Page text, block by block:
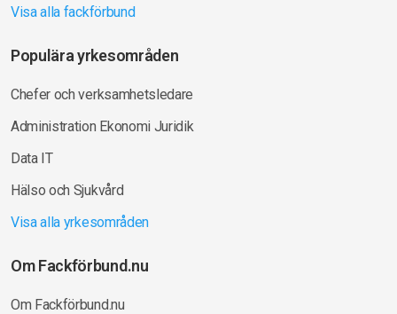
Visa alla fackförbund
Populära yrkesområden
Chefer och verksamhetsledare
Administration Ekonomi Juridik
Data IT
Hälso och Sjukvård
Visa alla yrkesområden
Om Fackförbund.nu
Om Fackförbund.nu